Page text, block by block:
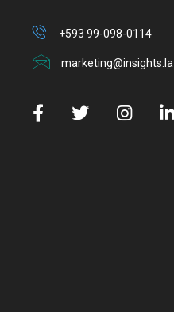
+593 99-098-0114
marketing@insights.la